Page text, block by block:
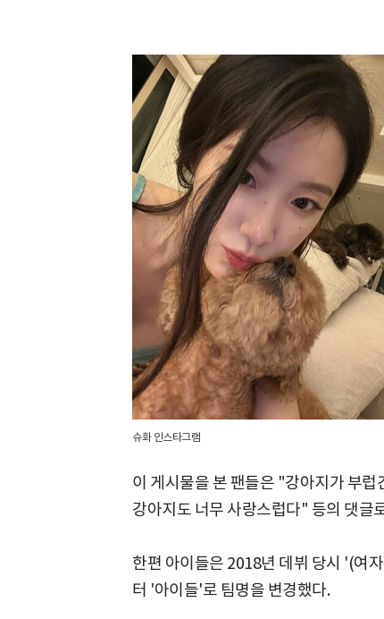
슈화 인스타그램
이 게시물을 본 팬들은 "강아지가 부
강아지도 너무 사랑스럽다" 등의 댓글
한편 아이들은 2018년 데뷔 당시 '(여
터 '아이들'로 팀명을 변경했다.